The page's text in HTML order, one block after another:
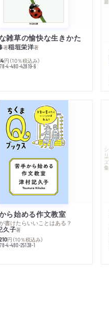
雑草の愉快な生きかた
著稲垣栄洋著
円 （10％税込み）
4-480-42819-6
ら始める作文教室
書けたらいいことはある？
久子著
円 （10％税込み）
4-480-25138-1
シリーズ・全集